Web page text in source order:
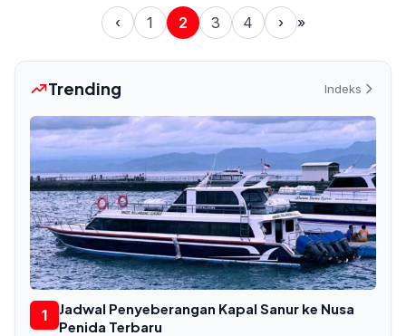
‹ 1 2 3 4 › »
Trending Indeks
1
Jadwal Penyeberangan Kapal Sanur ke Nusa
Penida Terbaru